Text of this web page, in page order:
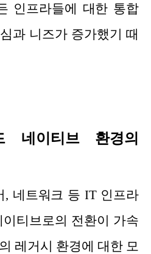
인프라들에 대한 통합
과 니즈가 증가했기 때
네이티브 환경의
, 네트워크 등 IT 인프라
티브로의 전환이 가속
레거시 환경에 대한 모